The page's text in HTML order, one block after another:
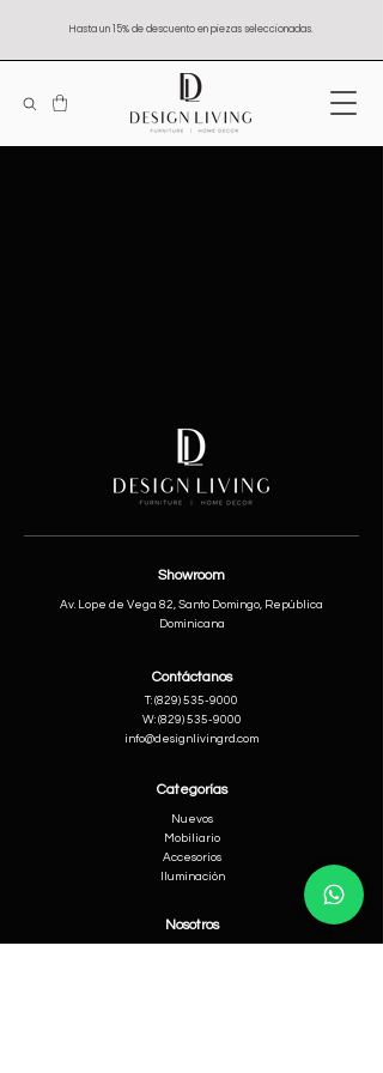
Hasta un 15% de descuento en piezas seleccionadas.
Showroom
Av. Lope de Vega 82, Santo Domingo, República
Dominicana
​T: (829) 535-9000
W: (829) 535-9000
info@designlivingrd.com
Contáctanos
Categorías
Nuevos
Mobiliario
Accesorios
Iluminación
Nosotros